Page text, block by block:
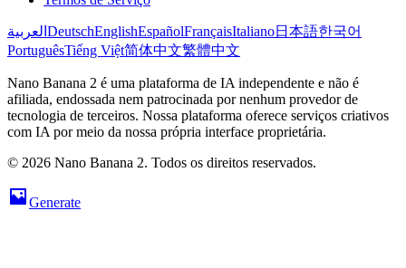
العربية DeutschEnglishEspañolFrançaisItaliano日本語한국어
PortuguêsTiếng Việt简体中文繁體中文
Nano Banana 2 é uma plataforma de IA independente e não é
afiliada, endossada nem patrocinada por nenhum provedor de
tecnologia de terceiros. Nossa plataforma oferece serviços criativos
com IA por meio da nossa própria interface proprietária.
© 2026 Nano Banana 2. Todos os direitos reservados.
Generate